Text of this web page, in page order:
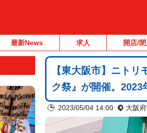
最新News 求人 開店/
【東大阪市】ニト
ク祭』が開催。2023
2023/05/04 14:00 大阪府